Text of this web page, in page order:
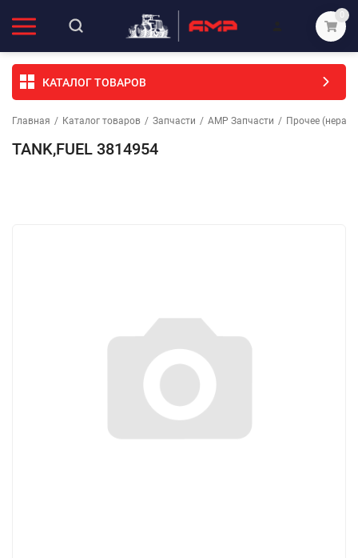
0
КАТАЛОГ ТОВАРОВ
Главная / Каталог товаров / Запчасти / АМР Запчасти / Прочее
TANK,FUEL 3814954